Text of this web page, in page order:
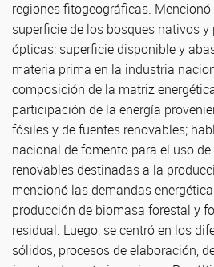
regiones fitogeográficas.
superficie de los bosques nativos
ópticas: superficie disponible y
materia prima en la industria
composición de la matriz
participación de la energía
fósiles y de fuentes renovables;
nacional de fomento para el uso
renovables destinadas a la
mencionó las demandas
producción de biomasa forestal y
residual. Luego, se centró en los
sólidos, procesos de elaboración,